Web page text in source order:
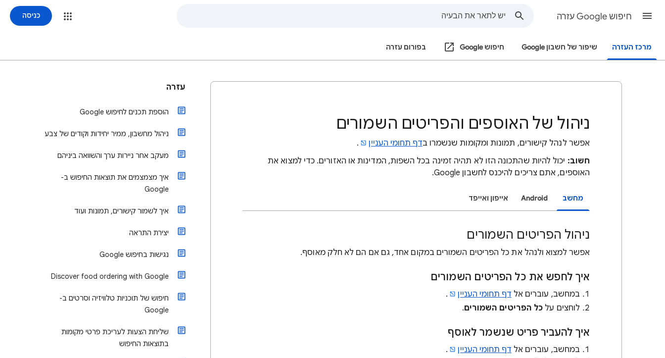
חיפוש Google עזרה כניסה
מרכז העזרה שיפור של חשבון Google חיפוש Google בפורום עזרה
ניהול של האוספים והפריטים השמורים
אפשר לנהל קישורים, תמונות ומקומות שנשמרו בדף תחומי העניין
.
חשוב: יכול להיות שהתכונה הזו לא תהיה זמינה בכל השפות, המדינות או האזורים. כדי למצוא את
האוספים, אתם צריכים להיכנס לחשבון Google.
מחשב Android אייפון ואייפד
ניהול הפריטים השמורים
אפשר למצוא ולנהל את כל הפריטים השמורים במקום אחד, גם אם הם לא חלק מאוסף.
איך לחפש את כל הפריטים השמורים
במחשב, עוברים אל דף תחומי העניין
.
לוחצים על כל הפריטים השמורים.
איך להעביר פריט שנשמר לאוסף
במחשב, עוברים אל דף תחומי העניין
.
עזרה
הוספת תכנים לחיפוש Google
ניהול מחשבון, ממיר יחידות וקודים של צבע
מעקב אחר ניירות ערך והשוואה ביניהם
איך מצמצמים את תוצאות החיפוש ב-
Google
איך לשמור קישורים, תמונות ועוד
יצירת התראה
נגישות בחיפוש Google
Discover food ordering with Google
חיפוש של תוכניות טלוויזיה וסרטים ב-
Google
שליחת הצעות לעריכת פרטי מקומות
בתוצאות החיפוש